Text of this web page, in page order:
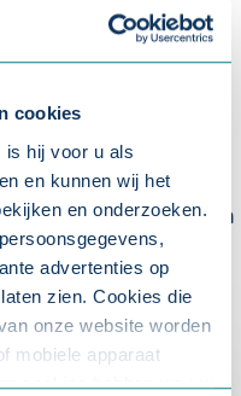
cookies
is hij voor u als
en kunnen wij het
en onderzoeken.
advertenties op
zien. Cookies die
onze website worden
mobiele apparaat
cookies hebben we uw
u aan voor één van